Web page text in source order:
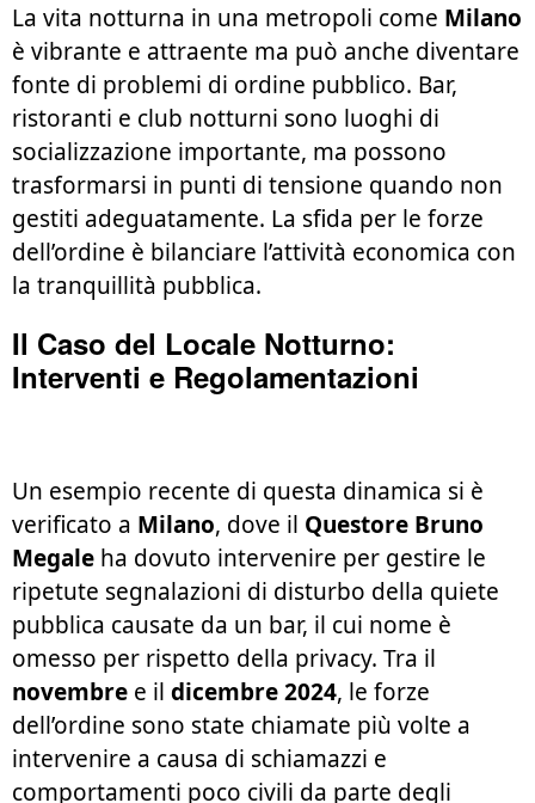
La vita notturna in una metropoli come Milano
è vibrante e attraente ma può anche diventare
fonte di problemi di ordine pubblico. Bar,
ristoranti e club notturni sono luoghi di
socializzazione importante, ma possono
trasformarsi in punti di tensione quando non
gestiti adeguatamente. La sfida per le forze
dell’ordine è bilanciare l’attività economica con
la tranquillità pubblica.
Il Caso del Locale Notturno:
Interventi e Regolamentazioni
Un esempio recente di questa dinamica si è
verificato a Milano, dove il Questore Bruno
Megale ha dovuto intervenire per gestire le
ripetute segnalazioni di disturbo della quiete
pubblica causate da un bar, il cui nome è
omesso per rispetto della privacy. Tra il
novembre e il dicembre 2024, le forze
dell’ordine sono state chiamate più volte a
intervenire a causa di schiamazzi e
comportamenti poco civili da parte degli